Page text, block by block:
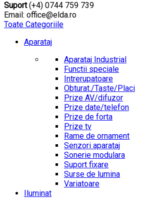
Suport(+4) 0744 759 739
Email: office@elda.ro
Toate Categoriile
Aparataj
Aparataj Industrial
Functii speciale
Intrerupatoare
Obturat./Taste/Placi
Prize AV/difuzor
Prize date/telefon
Prize de forta
Prize tv
Rame de ornament
Senzori aparataj
Sonerie modulara
Suport fixare
Surse de lumina
Variatoare
Iluminat